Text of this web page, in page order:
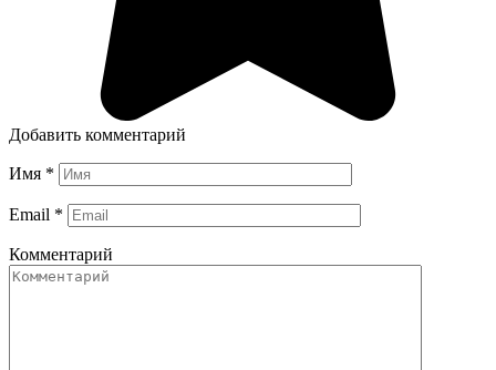
Добавить комментарий
Имя *
Email *
Комментарий